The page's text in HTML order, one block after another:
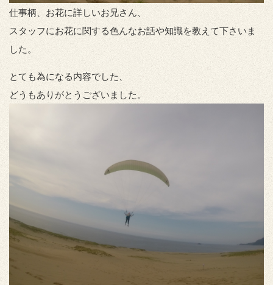
仕事柄、お花に詳しいお兄さん、
スタッフにお花に関する色んなお話や知識を教えて下さいま
した。
とても為になる内容でした、
どうもありがとうございました。